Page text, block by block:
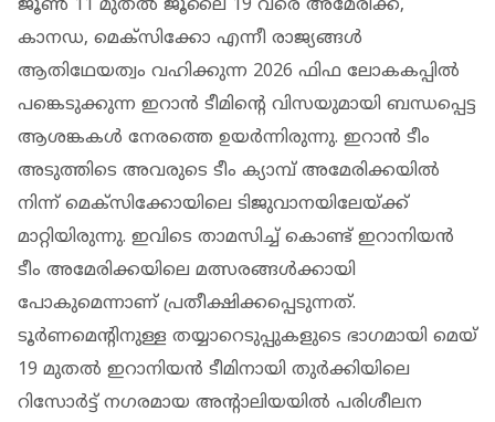
ജൂൺ 11 മുതൽ ജൂലൈ 19 വരെ അമേരിക്ക,
കാനഡ, മെക്സിക്കോ എന്നീ രാജ്യങ്ങൾ
ആതിഥേയത്വം വഹിക്കുന്ന 2026 ഫിഫ ലോകകപ്പിൽ
പങ്കെടുക്കുന്ന ഇറാൻ ടീമിൻ്റെ വിസയുമായി ബന്ധപ്പെട്ട
ആശങ്കകൾ നേരത്തെ ഉയർന്നിരുന്നു. ഇറാൻ ടീം
അടുത്തിടെ അവരുടെ ടീം ക്യാമ്പ് അമേരിക്കയിൽ
നിന്ന് മെക്സിക്കോയിലെ ടിജുവാനയിലേയ്ക്ക്
മാറ്റിയിരുന്നു. ഇവിടെ താമസിച്ച് കൊണ്ട് ഇറാനിയൻ
ടീം അമേരിക്കയിലെ മത്സരങ്ങൾക്കായി
പോകുമെന്നാണ് പ്രതീക്ഷിക്കപ്പെടുന്നത്.
ടൂർണമെന്റിനുള്ള തയ്യാറെടുപ്പുകളുടെ ഭാഗമായി മെയ്
19 മുതൽ ഇറാനിയൻ ടീമിനായി തുർക്കിയിലെ
റിസോർട്ട് നഗരമായ അന്റാലിയയിൽ പരിശീലന